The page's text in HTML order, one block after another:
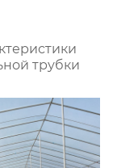
трубки